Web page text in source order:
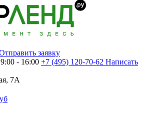
заявку
- 16:00 +7 (495) 120-70-62 Написать
7А